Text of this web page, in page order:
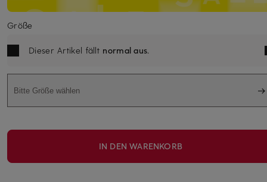
Größe
Dieser Artikel fällt normal aus.
Bitte Größe wählen
IN DEN WARENKORB